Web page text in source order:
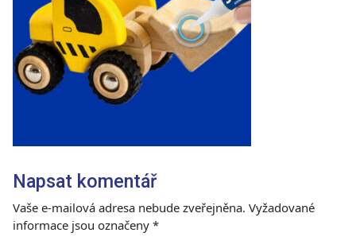
Napsat komentář
Vaše e-mailová adresa nebude zveřejněna. Vyžadované
informace jsou označeny *